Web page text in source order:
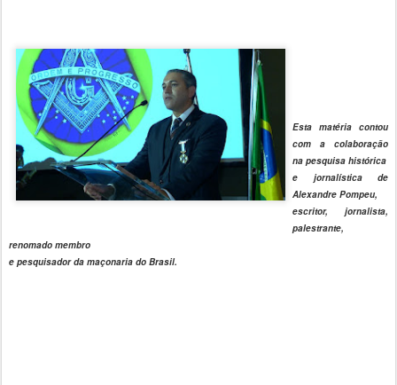
Esta matéria contou
com a colaboração
na pesquisa histórica
e jornalística de
Alexandre Pompeu,
escritor, jornalista,
palestrante,
renomado membro
e pesquisador da maçonaria do Brasil.